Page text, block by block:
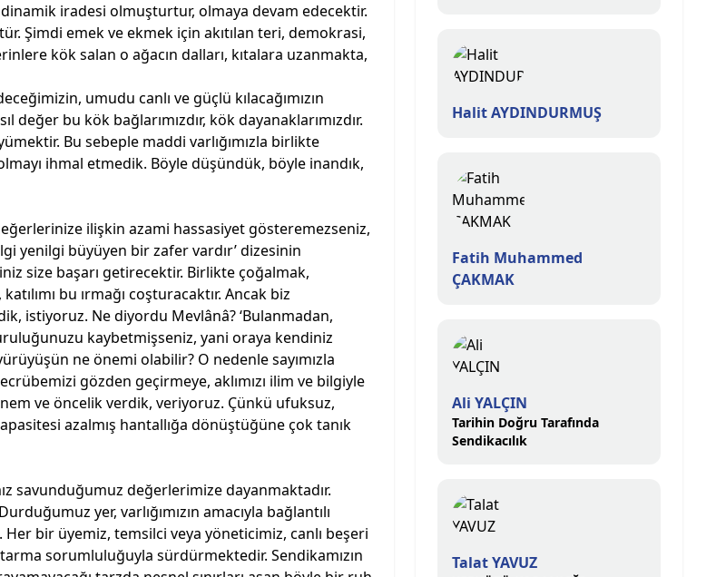
iradesi olmuşturtur, olmaya devam edecektir.
Şimdi emek ve ekmek için akıtılan teri, demokrasi,
kök salan o ağacın dalları, kıtalara uzanmakta,
umudu canlı ve güçlü kılacağımızın
değer bu kök bağlarımızdır, kök dayanaklarımızdır.
Bu sebeple maddi varlığımızla birlikte
ihmal etmedik. Böyle düşündük, böyle inandık,
ilişkin azami hassasiyet gösteremezseniz,
yenilgi büyüyen bir zafer vardır’ dizesinin
size başarı getirecektir. Birlikte çoğalmak,
bu ırmağı coşturacaktır. Ancak biz
istiyoruz. Ne diyordu Mevlânâ? ‘Bulanmadan,
kaybetmişseniz, yani oraya kendiniz
ne önemi olabilir? O nedenle sayımızla
gözden geçirmeye, aklımızı ilim ve bilgiyle
ve öncelik verdik, veriyoruz. Çünkü ufuksuz,
azalmış hantallığa dönüştüğüne çok tanık
savunduğumuz değerlerimize dayanmaktadır.
yer, varlığımızın amacıyla bağlantılı
bir üyemiz, temsilci veya yöneticimiz, canlı beşeri
sorumluluğuyla sürdürmektedir. Sendikamızın
Halit AYDINDURMUŞ
Fatih Muhammed
ÇAKMAK
Ali YALÇIN
Tarihin Doğru Tarafında
Sendikacılık
Talat YAVUZ